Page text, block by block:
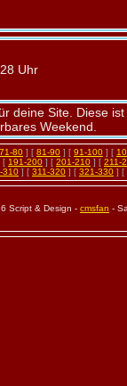
Uhr
deine Site. Diese
Weekend.
71-80 ] [ 81-90 ] [ 91-100 ] [
[ 191-200 ] [ 201-210 ] [ 211-
310 ] [ 311-320 ] [ 321-330 ] [
Script & Design - cmsfan -